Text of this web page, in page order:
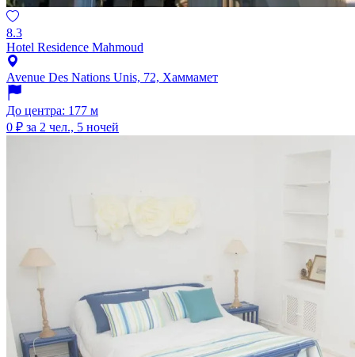
8.3
Hotel Residence Mahmoud
Avenue Des Nations Unis, 72, Хаммамет
До центра: 177 м
0 ₽ за 2 чел., 5 ночей